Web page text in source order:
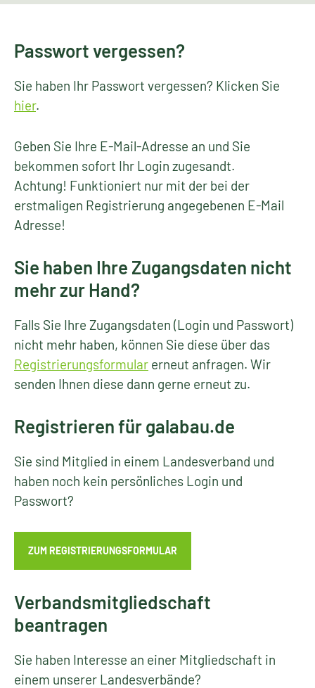
Passwort vergessen?
Sie haben Ihr Passwort vergessen? Klicken Sie
hier.
Geben Sie Ihre E-Mail-Adresse an und Sie
bekommen sofort Ihr Login zugesandt.
Achtung! Funktioniert nur mit der bei der
erstmaligen Registrierung angegebenen E-Mail
Adresse!
Sie haben Ihre Zugangsdaten nicht
mehr zur Hand?
Falls Sie Ihre Zugangsdaten (Login und Passwort)
nicht mehr haben, können Sie diese über das
Registrierungsformular erneut anfragen. Wir
senden Ihnen diese dann gerne erneut zu.
Registrieren für galabau.de
Sie sind Mitglied in einem Landesverband und
haben noch kein persönliches Login und
Passwort?
ZUM REGISTRIERUNGSFORMULAR
Verbandsmitgliedschaft
beantragen
Sie haben Interesse an einer Mitgliedschaft in
einem unserer Landesverbände?